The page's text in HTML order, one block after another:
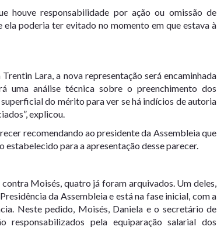
houve responsabilidade por ação ou omissão de
poderia ter evitado no momento em que estava à
Lara, a nova representação será encaminhada
uma análise técnica sobre o preenchimento dos
do mérito para ver se há indícios de autoria
explicou.
recomendando ao presidente da Assembleia que
estabelecido para a apresentação desse parecer.
Moisés, quatro já foram arquivados. Um deles,
da Assembleia e está na fase inicial, com a
Neste pedido, Moisés, Daniela e o secretário de
responsabilizados pela equiparação salarial dos